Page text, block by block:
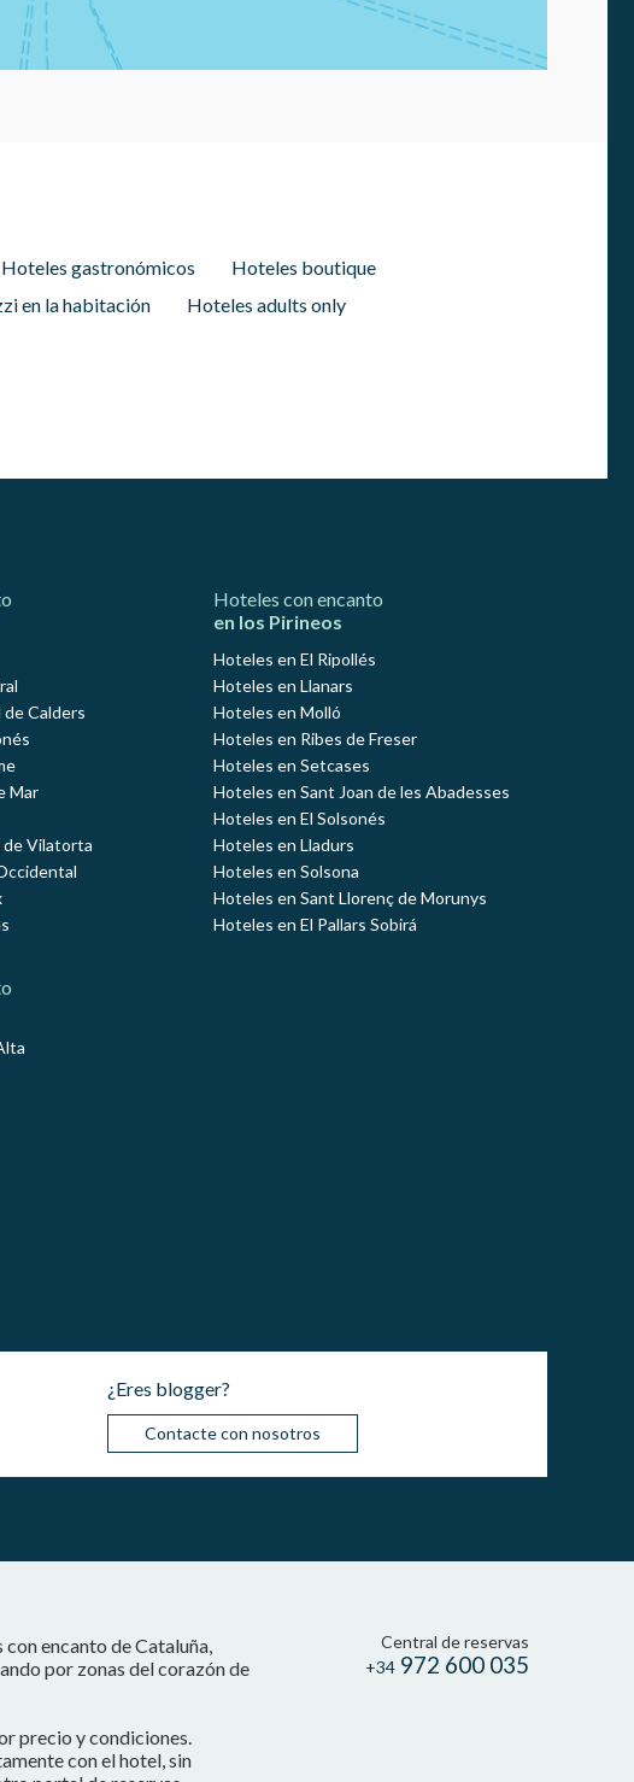
Hoteles gastronómicos
Hoteles boutique
en la habitación
Hoteles adults only
Calders
Mar
de Vilatorta
Hoteles con encanto
en los Pirineos
Hoteles en El Ripollés
Hoteles en Llanars
Hoteles en Molló
Hoteles en Ribes de Freser
Hoteles en Setcases
Hoteles en Sant Joan de les Abadesses
Hoteles en El Solsonés
Hoteles en Lladurs
Hoteles en Solsona
Hoteles en Sant Llorenç de Morunys
Hoteles en El Pallars Sobirá
¿Eres blogger?
Contacte con nosotros
encanto de Cataluña,
por zonas del corazón de
precio y condiciones.
con el hotel, sin
Central de reservas
+34 972 600 035